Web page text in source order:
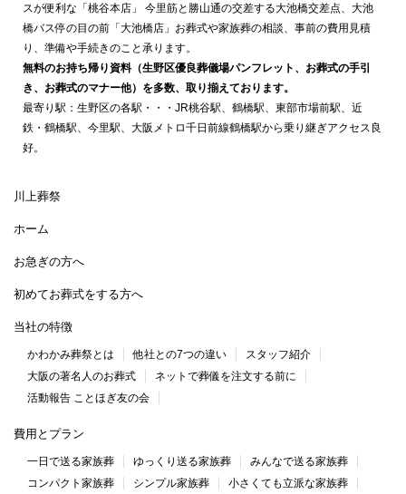
スが便利な「桃谷本店」 今里筋と勝山通の交差する大池橋交差点、大池
橋バス停の目の前「大池橋店」お葬式や家族葬の相談、事前の費用見積
り、準備や手続きのこと承ります。
無料のお持ち帰り資料（生野区優良葬儀場パンフレット、お葬式の手引
き、お葬式のマナー他）を多数、取り揃えております。
最寄り駅：生野区の各駅・・・JR桃谷駅、鶴橋駅、東部市場前駅、近
鉄・鶴橋駅、今里駅、大阪メトロ千日前線鶴橋駅から乗り継ぎアクセス良
好。
川上葬祭
ホーム
お急ぎの方へ
初めてお葬式をする方へ
当社の特徴
かわかみ葬祭とは 他社との7つの違い
スタッフ紹介
大阪の著名人のお葬式
ネットで葬儀を注文する前に
活動報告 ことほぎ友の会
費用とプラン
一日で送る家族葬 ゆっくり送る家族葬
みんなで送る家族葬
コンパクト家族葬
シンプル家族葬
小さくても立派な家族葬